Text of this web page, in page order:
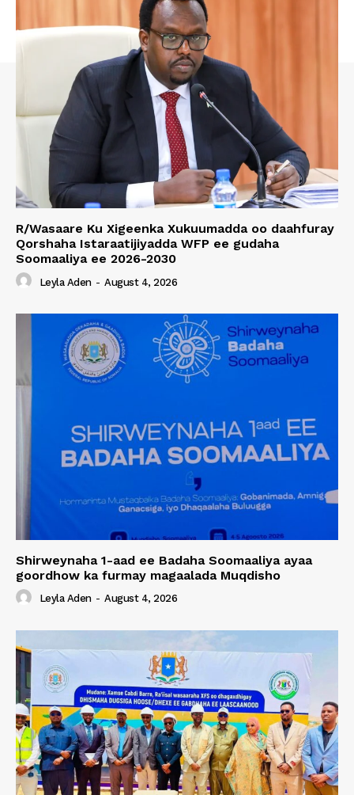
R/Wasaare Ku Xigeenka Xukuumadda oo daahfuray
Qorshaha Istaraatijiyadda WFP ee gudaha
Soomaaliya ee 2026-2030
Leyla Aden - August 4, 2026
Shirweynaha 1-aad ee Badaha Soomaaliya ayaa
goordhow ka furmay magaalada Muqdisho
Leyla Aden - August 4, 2026